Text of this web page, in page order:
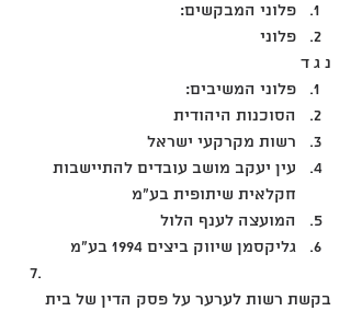
פלוני המבקשים:
פלוני
נ ג ד
פלוני המשיבים:
הסוכנות היהודית
רשות מקרקעי ישראל
עין יעקב מושב עובדים להתיישבות
חקלאית שיתופית בע"מ
המועצה לענף הלול
גליקסמן שיווק ביצים 1994 בע"מ
בקשת רשות לערער על פסק הדין של בית